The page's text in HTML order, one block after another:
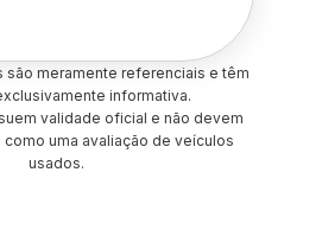
são meramente referenciais e têm
informativa.
validade oficial e não devem
uma avaliação de veículos
usados.